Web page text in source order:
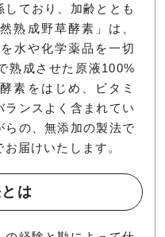
ており、加齢ととも
熟成野草酵素」は、
水や化学薬品を一切
熟成させた原液100%
素をはじめ、ビタミ
ランスよく含まれてい
らの、無添加の製法で
届けいたします。
は